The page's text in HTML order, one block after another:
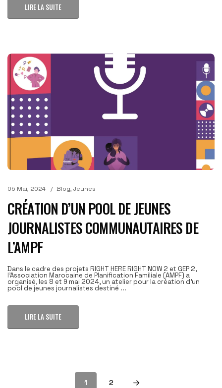
LIRE LA SUITE
05 Mai, 2024 Blog, Jeunes
CRÉATION D’UN POOL DE JEUNES
JOURNALISTES COMMUNAUTAIRES DE
L’AMPF
Dans le cadre des projets RIGHT HERE RIGHT NOW 2 et GEP 2,
l’Association Marocaine de Planification Familiale (AMPF) a
organisé, les 8 et 9 mai 2024, un atelier pour la création d'un
pool de jeunes journalistes destiné ...
LIRE LA SUITE
1 2